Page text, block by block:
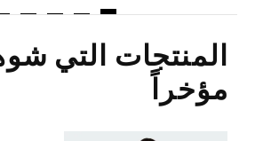
المنتجات التي
مؤخراً